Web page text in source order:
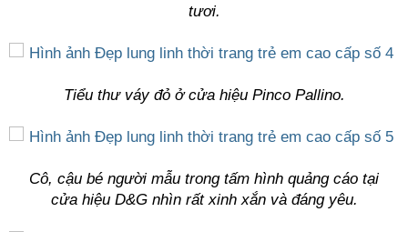
tươi.
Tiểu thư váy đỏ ở cửa hiệu Pinco Pallino.
Cô, cậu bé người mẫu trong tấm hình quảng cáo tại
cửa hiệu D&G nhìn rất xinh xắn và đáng yêu.